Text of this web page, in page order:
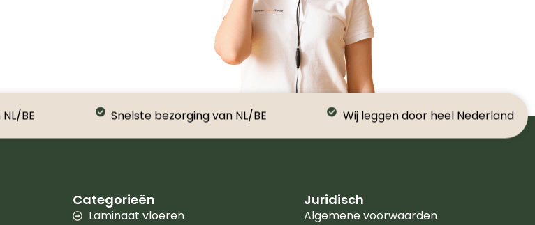
BE Snelste bezorging van NL/BE Wij leggen door heel Nederland
Categorieën
Laminaat vloeren
Juridisch
Algemene voorwaarden